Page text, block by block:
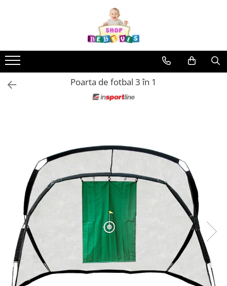
Carucioare copii
Carucioare copii sport
Carucioare copii 2in1
Huse ploaie si antiinsecte
Saci si invelitoare
Adaptoare
Umbrele carucioare
Accesorii diverse carucioare
Landouri pentru bebelusi
Scaune auto copii
Camera copilului
Patuturi copii
Patuturi lemn pana la 120 x 60 cm
Poarta de fotbal 3 în 1